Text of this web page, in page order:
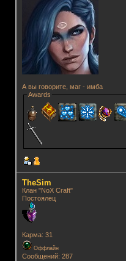
А вы говорите, маг - имба
Awards
TheSim
Клан "NoX Craft"
Постоялец
Карма: 31
Оффлайн
Сообщений: 287